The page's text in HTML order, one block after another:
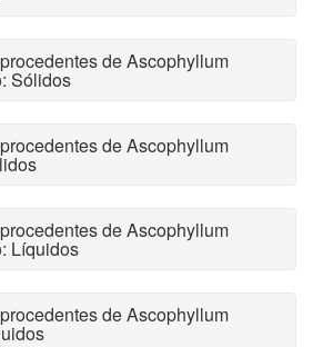
de Ascophyllum
Sólidos
de Ascophyllum
de Ascophyllum
Líquidos
de Ascophyllum